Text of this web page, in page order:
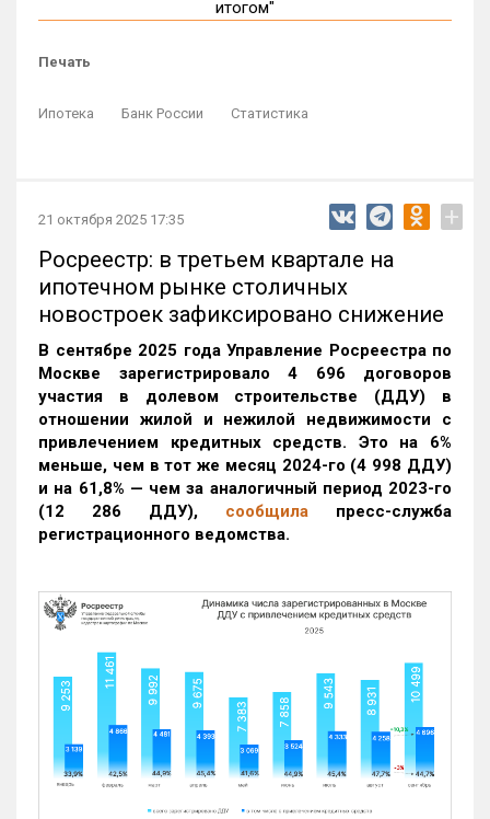
Печать
Ипотека Банк России Статистика
21 октября 2025 17:35 +
Росреестр: в третьем квартале на
ипотечном рынке столичных
новостроек зафиксировано снижение
В сентябре 2025 года Управление Росреестра по
Москве зарегистрировало 4 696 договоров
участия в долевом строительстве (ДДУ) в
отношении жилой и нежилой недвижимости с
привлечением кредитных средств. Это на 6%
меньше, чем в тот же месяц 2024-го (4 998 ДДУ)
и на 61,8% — чем за аналогичный период 2023-го
(12 286 ДДУ), сообщила пресс-служба
регистрационного ведомства.